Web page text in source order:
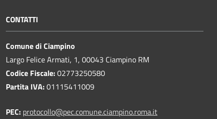
CONTATTI
Comune di Ciampino
Largo Felice Armati, 1, 00043 Ciampino RM
Codice Fiscale:02773250580
Partita IVA:01115411009
PEC: protocollo@pec.comune.ciampino.roma.it